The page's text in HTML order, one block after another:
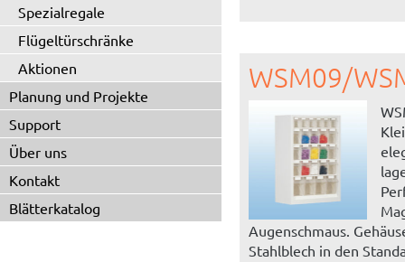
Spezialregale
Flügeltürschränke
Aktionen
Planung und Projekte
Support
Über uns
Kontakt
Blätterkatalog
WSM09/
Augenschmaus.
Stahlblech in den